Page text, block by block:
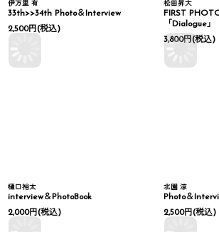
伊万里 有
33th>>34th Photo＆Interview
2,500円(税込)
松田昇大
FIRST
「Dialogue」
3,800円(税込)
樋口裕太
interview＆PhotoBook
2,000円(税込)
北園 涼
Photo＆
2,500円(税込)